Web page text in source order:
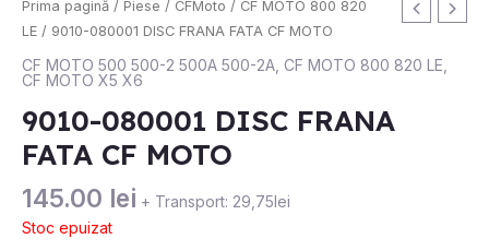
Prima pagină / Piese / CFMoto / CF MOTO 800 820
LE / 9010-080001 DISC FRANA FATA CF MOTO
CF MOTO 500 500-2 500A 500-2A CF MOTO 800 820 LE
CF MOTO X5 X6
9010-080001 DISC FRANA
FATA CF MOTO
145.00 lei + Transport: 29,75lei
Stoc epuizat